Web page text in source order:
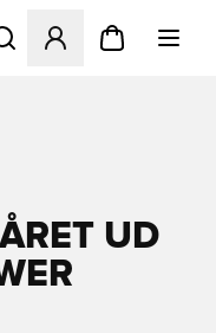
en Modal til at
UD